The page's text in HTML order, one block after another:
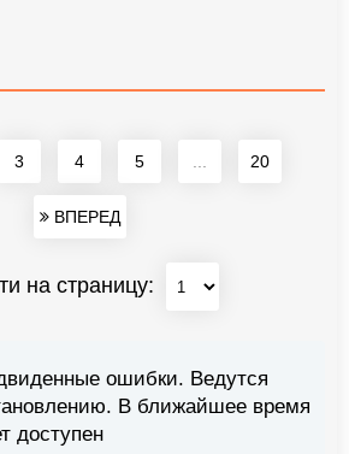
3 4 5 ... 20
ВПЕРЕД
на страницу:
ошибки. Ведутся
В ближайшее время
доступен